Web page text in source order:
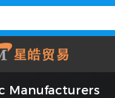
Manufacturers